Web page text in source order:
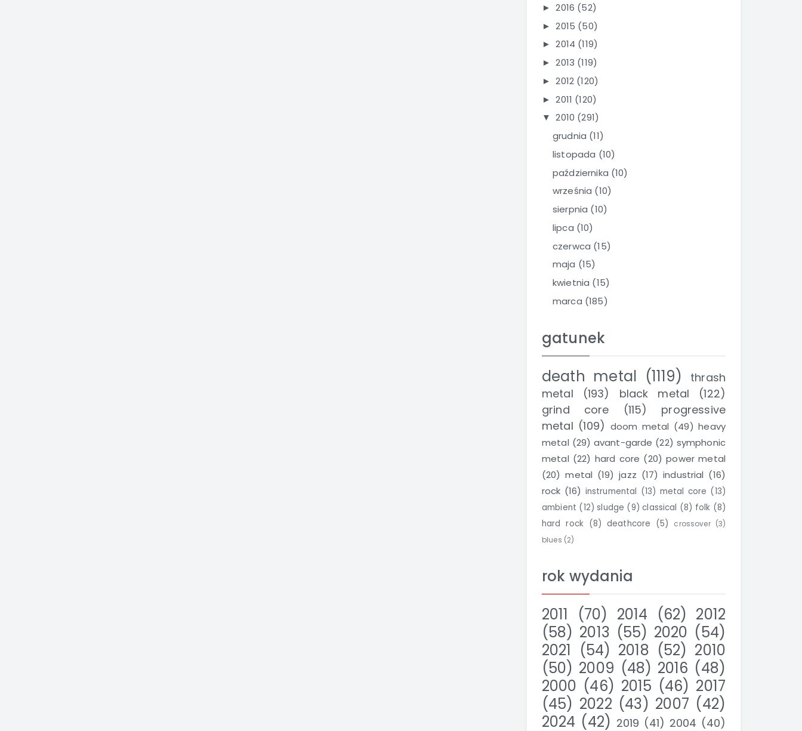
► 2016 (52)
► 2015 (50)
► 2014 (119)
► 2013 (119)
► 2012 (120)
► 2011 (120)
▼ 2010 (291)
grudnia (11)
listopada (10)
października (10)
września (10)
sierpnia (10)
lipca (10)
czerwca (15)
maja (15)
kwietnia (15)
marca (185)
gatunek
death metal (1119)
thrash
metal
(193) black metal
(122)
grind core
(115)
progressive
metal (109) doom metal (49) heavy
metal (29) avant-garde (22) symphonic
metal (22) hard core (20) power metal
(20) metal (19) jazz (17) industrial (16)
rock (16) instrumental (13) metal core (13)
ambient (12) sludge (9) classical (8) folk (8)
hard rock (8) deathcore (5) crossover (3)
blues (2)
rok wydania
2011
(70) 2014 (62) 2012
(58) 2013 (55) 2020 (54)
2021 (54) 2018 (52) 2010
(50) 2009 (48) 2016 (48)
2000 (46) 2015 (46) 2017
(45) 2022 (43) 2007 (42)
2024 (42) 2019 (41) 2004 (40)